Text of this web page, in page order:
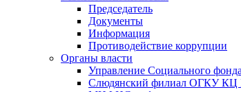
Председатель
Документы
Информация
Противодействие коррупции
Органы власти
Управление Социального
Слюдянский филиал ОГКУ КЦ